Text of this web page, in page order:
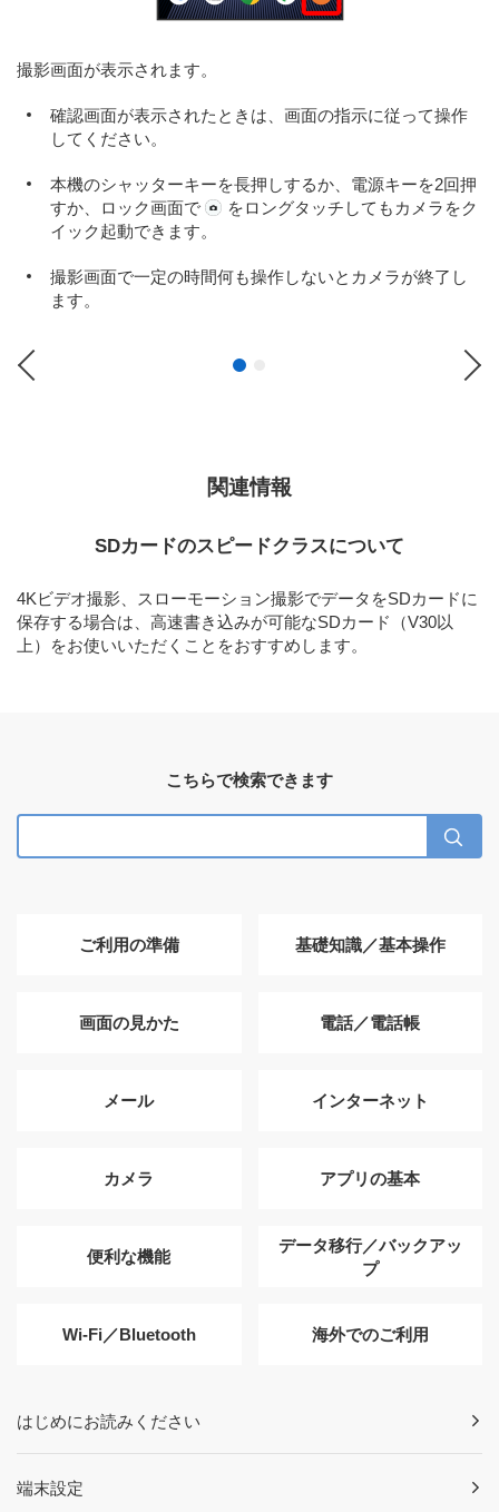
撮影画面が表示されます。
確認画面が表示されたときは、画面の指示に従って操作
してください。
本機のシャッターキーを長押しするか、電源キーを2回押
すか、ロック画面で
をロングタッチしてもカメラをク
イック起動できます。
撮影画面で一定の時間何も操作しないとカメラが終了し
ます。
関連情報
SDカードのスピードクラスについて
4Kビデオ撮影、スローモーション撮影でデータをSDカードに
保存する場合は、高速書き込みが可能なSDカード（V30以
上）をお使いいただくことをおすすめします。
こちらで検索できます
ご利用の準備 基礎知識／基本操作
画面の見かた 電話／電話帳
メール インターネット
カメラ アプリの基本
便利な機能
データ移行／バックアッ
プ
Wi-Fi／Bluetooth 海外でのご利用
はじめにお読みください
端末設定